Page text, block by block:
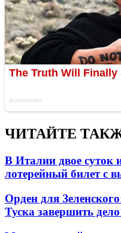
ЧИТАЙТЕ
В Италии двое
лотерейный билет с
Орден для
Туска завершить дело